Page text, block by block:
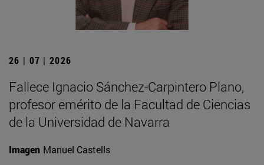
26 | 07 | 2026
Fallece Ignacio Sánchez-Carpintero Plano,
profesor emérito de la Facultad de Ciencias
de la Universidad de Navarra
Imagen Manuel Castells